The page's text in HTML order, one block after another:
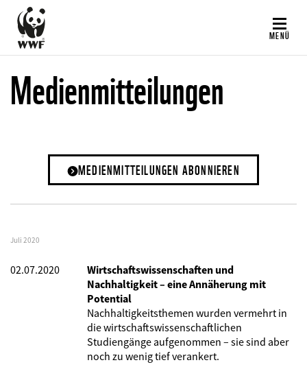
Direkt
zum
Inhalt
MENÜ
Medienmitteilungen
MEDIENMITTEILUNGEN ABONNIEREN
Juli 2020
02.07.2020
Wirtschaftswissenschaften und
Nachhaltigkeit – eine Annäherung mit
Potential
Nachhaltigkeitsthemen wurden vermehrt in
die wirtschaftswissenschaftlichen
Studiengänge aufgenommen – sie sind aber
noch zu wenig tief verankert.